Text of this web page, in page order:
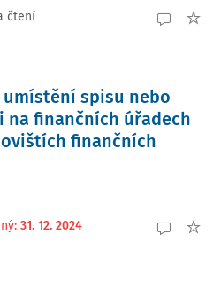
čtení
umístění spisu nebo
finančních úřadech
finančních
: 31. 12. 2024